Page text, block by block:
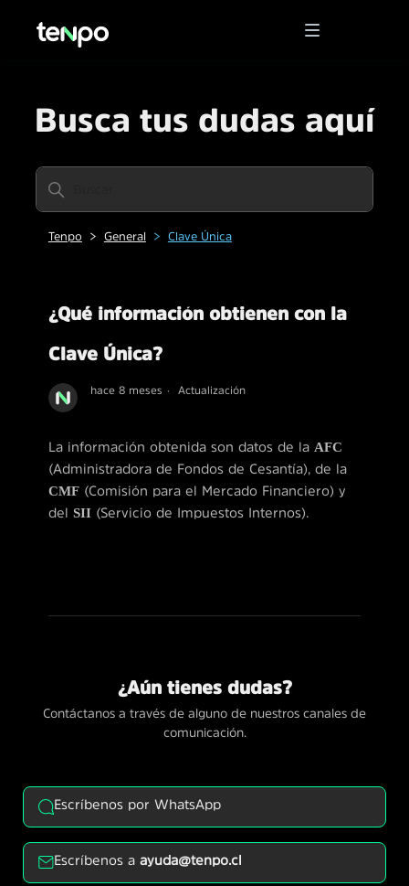
Busca tus dudas aquí
Tenpo General Clave Única
¿Qué información obtienen con la
Clave Única?
hace 8 meses Actualización
La información obtenida son datos de la AFC
(Administradora de Fondos de Cesantía), de la
CMF(Comisión para el Mercado Financiero) y
del SII(Servicio de Impuestos Internos).
¿Aún tienes dudas?
Contáctanos a través de alguno de nuestros canales de
comunicación.
Escríbenos por WhatsApp
Escríbenos aayuda@tenpo.cl